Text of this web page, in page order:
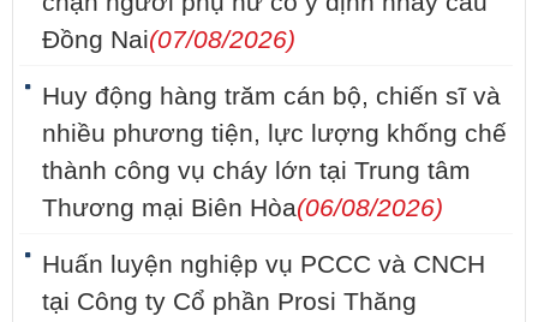
Đồng Nai(07/08/2026)
Huy động hàng trăm cán bộ, chiến sĩ và
nhiều phương tiện, lực lượng khống chế
thành công vụ cháy lớn tại Trung tâm
Thương mại Biên Hòa(06/08/2026)
Huấn luyện nghiệp vụ PCCC và CNCH
tại Công ty Cổ phần Prosi Thăng